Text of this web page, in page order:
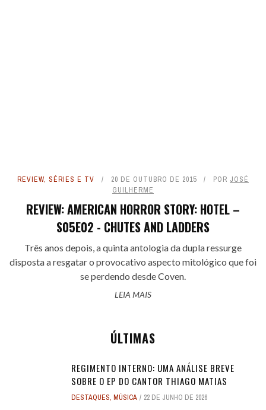
REVIEW, SÉRIES E TV 20 DE OUTUBRO DE 2015 POR JOSÉ
GUILHERME
REVIEW: AMERICAN HORROR STORY: HOTEL –
S05E02 - CHUTES AND LADDERS
Três anos depois, a quinta antologia da dupla ressurge
disposta a resgatar o provocativo aspecto mitológico que foi
se perdendo desde Coven.
LEIA MAIS
ÚLTIMAS
REGIMENTO INTERNO: UMA ANÁLISE BREVE
SOBRE O EP DO CANTOR THIAGO MATIAS
DESTAQUES, MÚSICA 22 DE JUNHO DE 2026